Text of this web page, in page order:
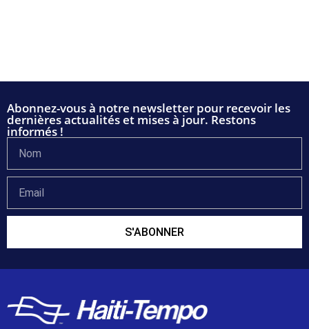
Abonnez-vous à notre newsletter pour recevoir les
dernières actualités et mises à jour. Restons
informés !
S'ABONNER